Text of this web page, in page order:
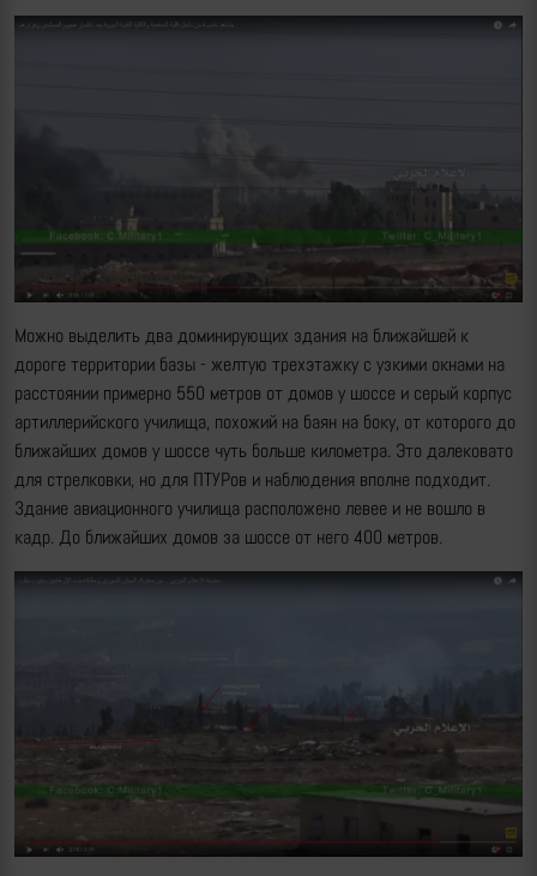
Можно выделить два доминирующих здания на ближайшей к
дороге территории базы - желтую трехэтажку с узкими окнами на
расстоянии примерно 550 метров от домов у шоссе и серый корпус
артиллерийского училища, похожий на баян на боку, от которого до
ближайших домов у шоссе чуть больше километра. Это далековато
для стрелковки, но для ПТУРов и наблюдения вполне подходит.
Здание авиационного училища расположено левее и не вошло в
кадр. До ближайших домов за шоссе от него 400 метров.